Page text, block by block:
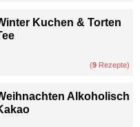
Kuchen & Torten
(9 Rezepte)
Alkoholisch